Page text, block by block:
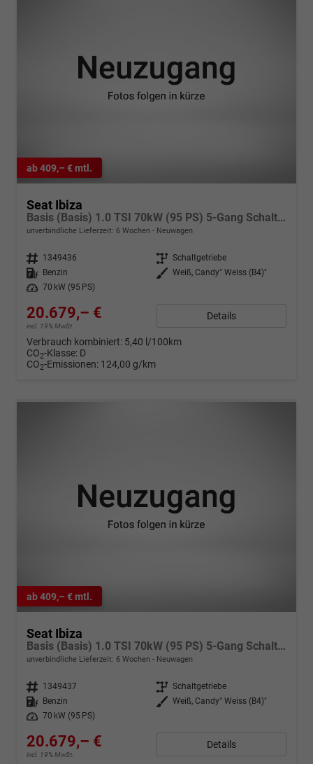
ab 409,– € mtl.
Seat Ibiza
Basis (Basis) 1.0 TSI 70kW (95 PS) 5-Gang Schaltgetriebe
unverbindliche Lieferzeit: 6 Wochen Neuwagen
Fahrzeugnr. 1349436 Getriebe Schaltgetriebe
Kraftstoff
Benzin Außenfarbe Weiß, Candy" Weiss (B4)"
Leistung
70 kW (95 PS)
20.679,– €
incl. 19% MwSt.
Details
Verbrauch kombiniert: 5,40 l/100km
CO2-Klasse: D
CO2-Emissionen: 124,00 g/km
ab 409,– € mtl.
Seat Ibiza
Basis (Basis) 1.0 TSI 70kW (95 PS) 5-Gang Schaltgetriebe
unverbindliche Lieferzeit: 6 Wochen Neuwagen
Fahrzeugnr. 1349437 Getriebe Schaltgetriebe
Kraftstoff
Benzin Außenfarbe Weiß, Candy" Weiss (B4)"
Leistung
70 kW (95 PS)
20.679,– €
incl. 19% MwSt.
Details